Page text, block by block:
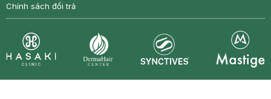
Chính sách đổi trả